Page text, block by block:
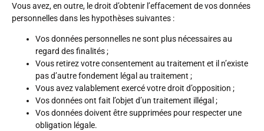
Vous avez, en outre, le droit d’obtenir l’effacement de vos données
personnelles dans les hypothèses suivantes :
Vos données personnelles ne sont plus nécessaires au
regard des finalités ;
Vous retirez votre consentement au traitement et il n’existe
pas d’autre fondement légal au traitement ;
Vous avez valablement exercé votre droit d’opposition ;
Vos données ont fait l’objet d’un traitement illégal ;
Vos données doivent être supprimées pour respecter une
obligation légale.